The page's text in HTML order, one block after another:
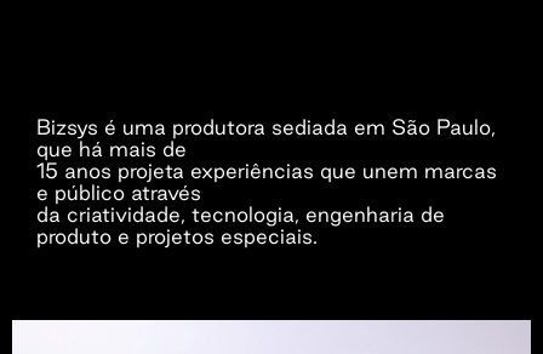
Bizsys é uma produtora sediada em São Paulo,
que há mais de
15 anos projeta experiências que unem marcas
e público através
da criatividade, tecnologia, engenharia de
produto e projetos especiais.